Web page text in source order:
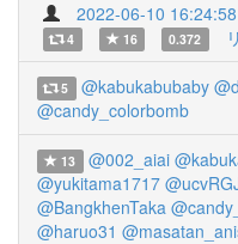
2022-06-10 16:24:58
4 16 0.372
5 @kabukabubaby
@candy_colorbomb
13 @002_aiai
@yukitama1717
@BangkhenTaka
@haruo31